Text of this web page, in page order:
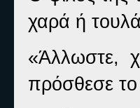
χαρά ή
«Άλλωστε,
πρόσθεσε το